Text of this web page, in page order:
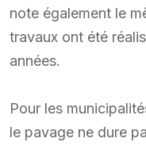
note également le
travaux ont été
années.
Pour les
le pavage ne dure